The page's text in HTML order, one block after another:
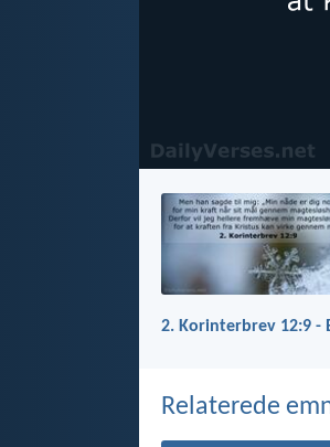
2. Korinterbrev 12:9 -
Relaterede